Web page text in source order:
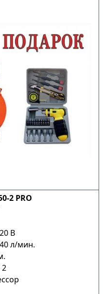
2 PRO
В
л/мин.
2